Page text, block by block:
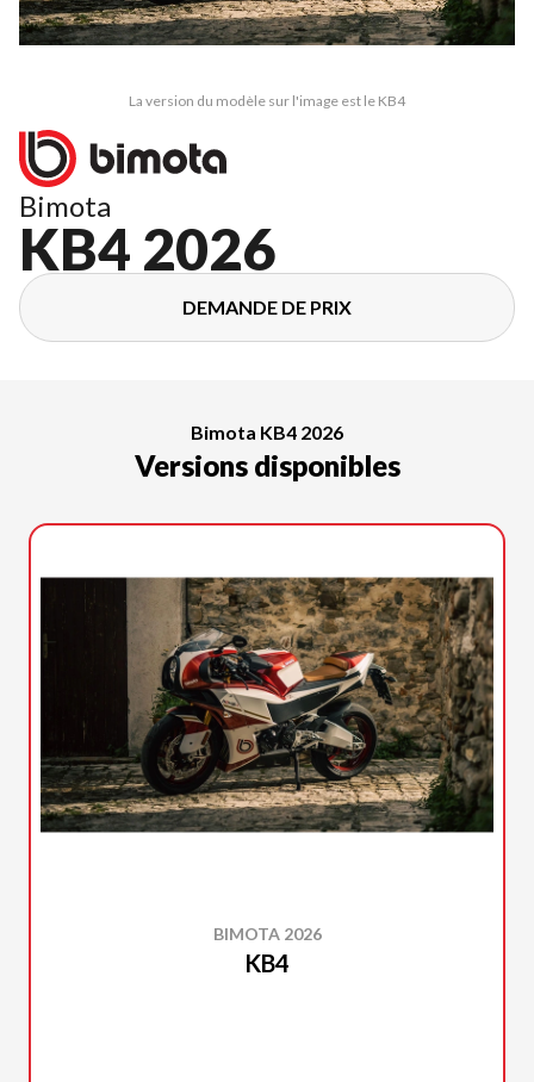
La version du modèle sur l'image est le KB4
Bimota
KB4 2026
DEMANDE DE PRIX
Bimota KB4 2026
Versions disponibles
BIMOTA 2026
KB4